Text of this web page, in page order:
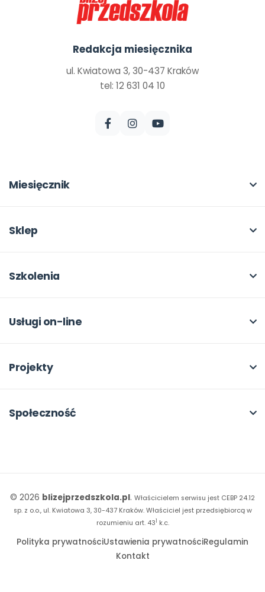
Redakcja miesięcznika
ul. Kwiatowa 3, 30-437 Kraków
tel: 12 631 04 10
Miesięcznik
W numerze
Pomoce dydaktyczne
Dla autorów
Sklep
Moje zakupy
Odbiory i kontakt
Rabat dla przedszkoli
Szkolenia
Online
Dla rad pedagogicznych
18. FORUM
Usługi on-line
Moja Płytoteka
Kiosk online
Projekty
Kumpelkowo
Dookoła Polski
Sprintem do maratonu
Społeczność
Instagram
© 2026 blizejprzedszkola.pl. Właścicielem serwisu jest CEBP 24.12
sp. z o.o., ul. Kwiatowa 3, 30-437 Kraków.Właściciel jest przedsiębiorcą w
rozumieniu art. 431 k.c.
Polityka prywatnościUstawienia prywatnościRegulamin
Kontakt